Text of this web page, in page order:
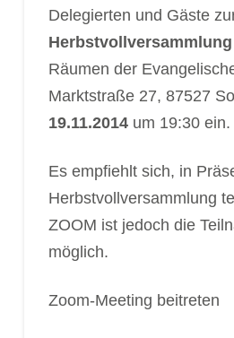
Delegierten und Gäste
Herbstvollversammlung
Räumen der
Marktstraße 27, 87527
19.11.2014um 19:30 ein.
Es empfiehlt sich, in
Herbstvollversammlung
ZOOM ist jedoch die
möglich.
Zoom-Meeting beitreten